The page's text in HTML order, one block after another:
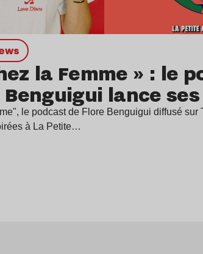
la Femme » : le
lance
le podcast de Flore Benguigui diffusé sur
à La Petite…